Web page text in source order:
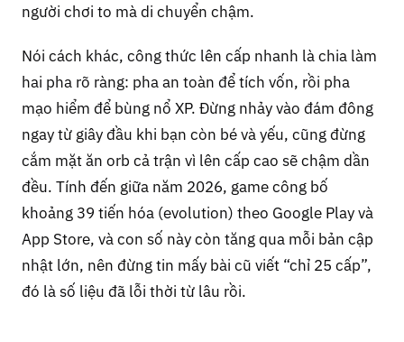
người chơi to mà di chuyển chậm.
Nói cách khác, công thức lên cấp nhanh là chia làm
hai pha rõ ràng: pha an toàn để tích vốn, rồi pha
mạo hiểm để bùng nổ XP. Đừng nhảy vào đám đông
ngay từ giây đầu khi bạn còn bé và yếu, cũng đừng
cắm mặt ăn orb cả trận vì lên cấp cao sẽ chậm dần
đều. Tính đến giữa năm 2026, game công bố
khoảng 39 tiến hóa (evolution) theo Google Play và
App Store, và con số này còn tăng qua mỗi bản cập
nhật lớn, nên đừng tin mấy bài cũ viết “chỉ 25 cấp”,
đó là số liệu đã lỗi thời từ lâu rồi.